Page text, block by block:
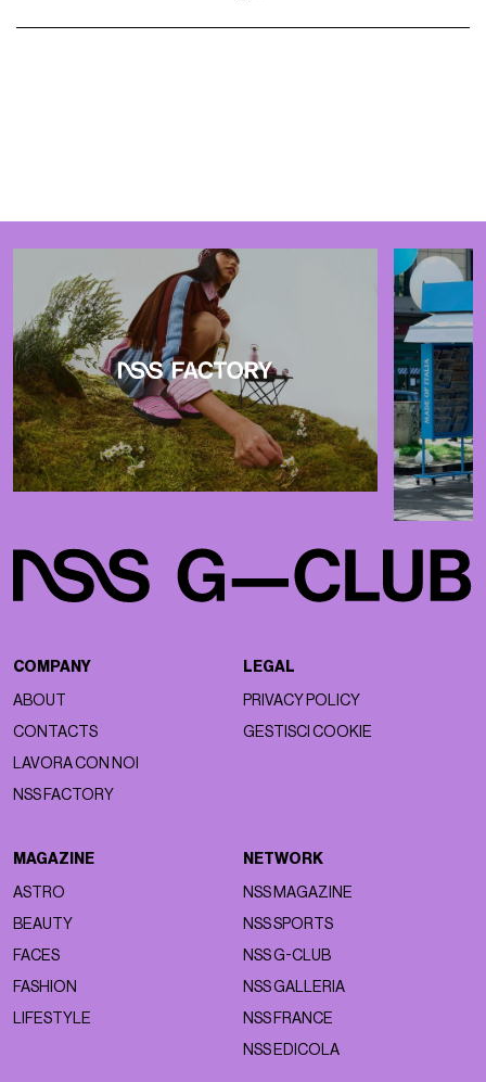
COMPANY
ABOUT
CONTACTS
LAVORA CON NOI
NSS FACTORY
LEGAL
PRIVACY POLICY
GESTISCI COOKIE
MAGAZINE
ASTRO
BEAUTY
FACES
FASHION
LIFESTYLE
NETWORK
NSS MAGAZINE
NSS SPORTS
NSS G-CLUB
NSS GALLERIA
NSS FRANCE
NSS EDICOLA